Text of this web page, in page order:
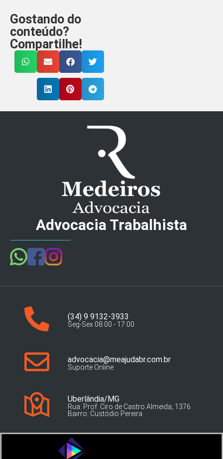
Gostando do
conteúdo?
Compartilhe!
Advocacia Trabalhista
(34) 9 9132-3933
Seg-Sex 08:00 - 17:00
advocacia@meajudabr.com.br
Suporte Online
Uberlândia/MG
Rua: Prof. Ciro de Castro Almeida, 1376
Bairro: Custódio Pereira